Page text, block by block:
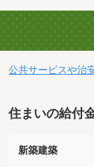
公共サービスや治
住まいの給付
新築建築